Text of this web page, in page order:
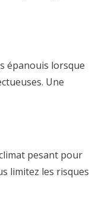
épanouis lorsque
Une
pesant pour
limitez les risques